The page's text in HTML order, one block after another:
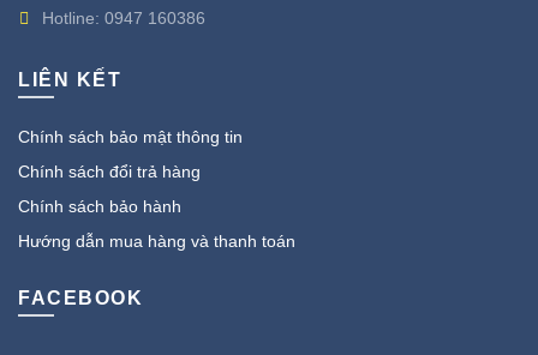
Hotline: 0947 160386
LIÊN KẾT
Chính sách bảo mật thông tin
Chính sách đổi trả hàng
Chính sách bảo hành
Hướng dẫn mua hàng và thanh toán
FACEBOOK